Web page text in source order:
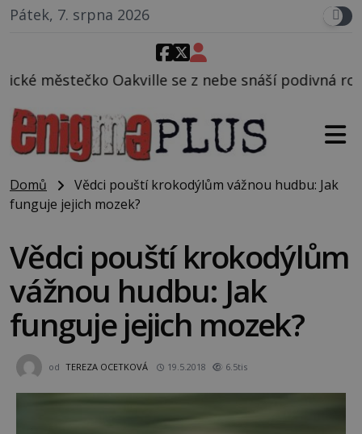
Pátek, 7. srpna 2026
se z nebe snáší podivná rosolovitá látka
Domů
Vědci pouští krokodýlům vážnou hudbu: Jak
funguje jejich mozek?
Vědci pouští krokodýlům
vážnou hudbu: Jak
funguje jejich mozek?
od TEREZA OCETKOVÁ 19.5.2018 6.5tis